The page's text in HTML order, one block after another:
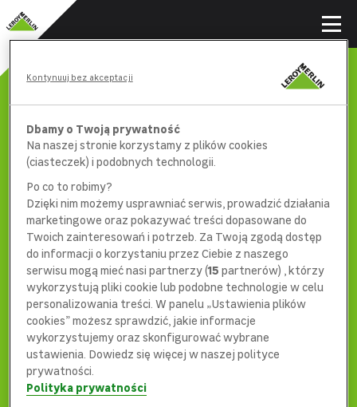
404
Dbamy o Twoją prywatność
Na naszej stronie korzystamy z plików cookies
(ciasteczek) i podobnych technologii.
Po co to robimy?
Dzięki nim możemy usprawniać serwis, prowadzić działania
marketingowe oraz pokazywać treści dopasowane do
Twoich zainteresowań i potrzeb. Za Twoją zgodą dostęp
do informacji o korzystaniu przez Ciebie z naszego
serwisu mogą mieć nasi partnerzy (15 partnerów) , którzy
wykorzystują pliki cookie lub podobne technologie w celu
personalizowania treści. W panelu „Ustawienia plików
cookies” możesz sprawdzić, jakie informacje
wykorzystujemy oraz skonfigurować wybrane
ustawienia. Dowiedz się więcej w naszej polityce
prywatności.
Polityka prywatności
Kontynuuj bez akceptacji